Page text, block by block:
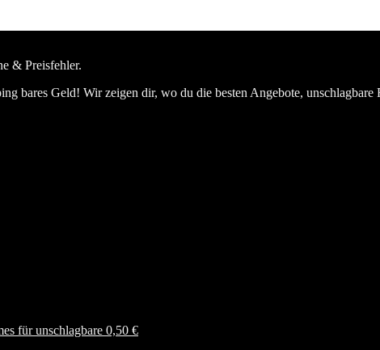
& Preisfehler.
bares Geld! Wir zeigen dir, wo du die besten Angebote, unschlagbare
für unschlagbare 0,50 €